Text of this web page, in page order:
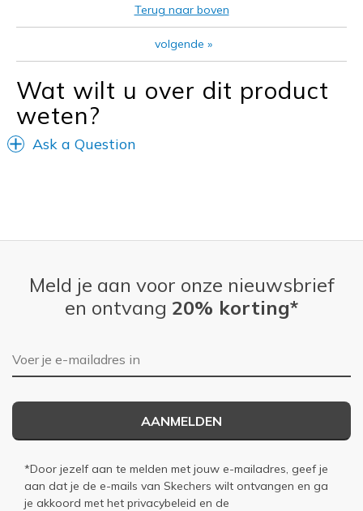
Terug naar boven
volgende »
Wat wilt u over dit product
weten?
Ask a Question
Meld je aan voor onze nieuwsbrief
en ontvang 20% korting*
E-mailadres
AANMELDEN
*Door jezelf aan te melden met jouw e-mailadres, geef je
aan dat je de e-mails van Skechers wilt ontvangen en ga
je akkoord met het privacybeleid en de